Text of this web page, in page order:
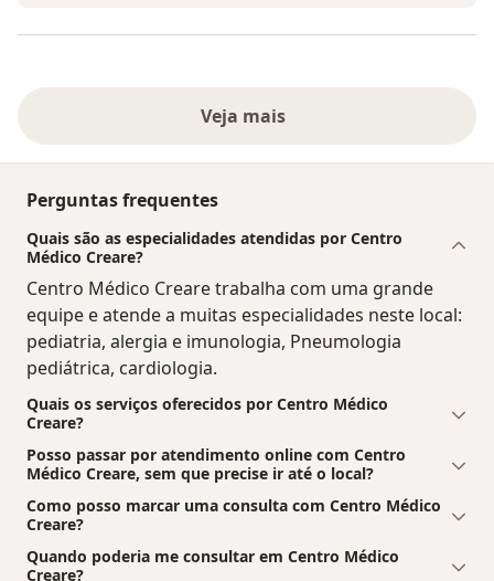
Veja mais
Perguntas frequentes
Quais são as especialidades atendidas por Centro
Médico Creare?
Centro Médico Creare trabalha com uma grande
equipe e atende a muitas especialidades neste local:
pediatria, alergia e imunologia, Pneumologia
pediátrica, cardiologia.
Quais os serviços oferecidos por Centro Médico
Creare?
Posso passar por atendimento online com Centro
Médico Creare, sem que precise ir até o local?
Como posso marcar uma consulta com Centro Médico
Creare?
Quando poderia me consultar em Centro Médico
Creare?